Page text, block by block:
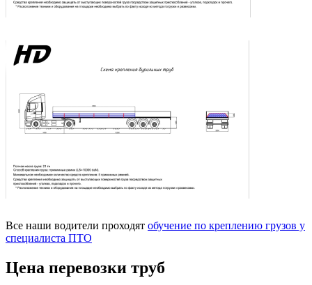
Все наши водители проходят обучение по креплению грузов у
специалиста ПТО
Цена перевозки труб